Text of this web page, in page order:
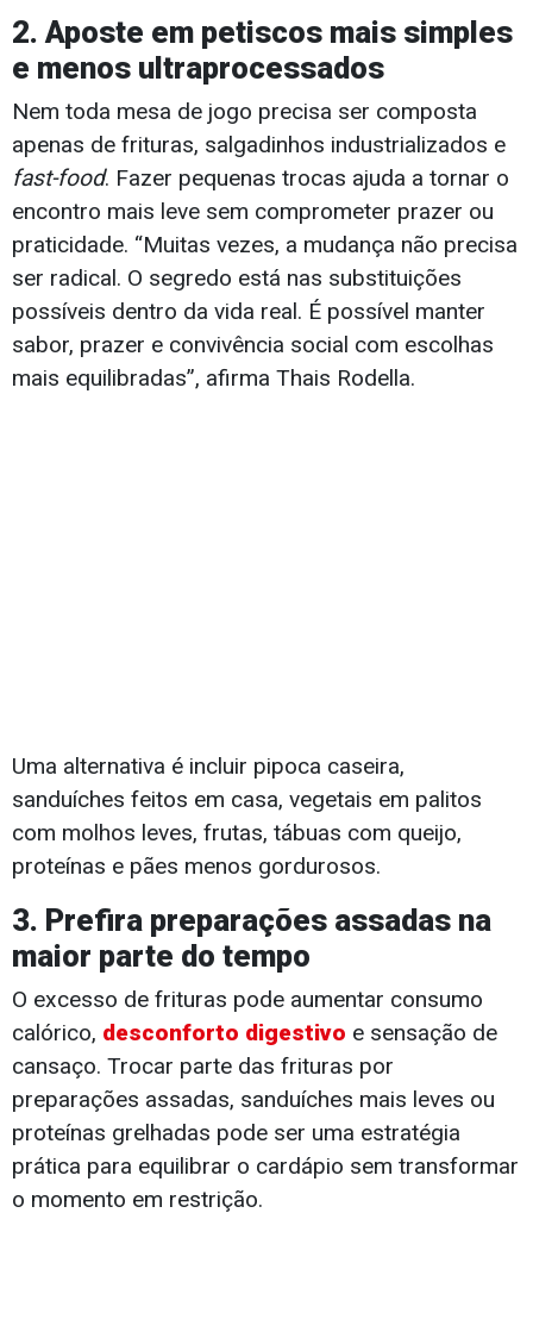
2. Aposte em petiscos mais simples
e menos ultraprocessados
Nem toda mesa de jogo precisa ser composta
apenas de frituras, salgadinhos industrializados e
fast-food. Fazer pequenas trocas ajuda a tornar o
encontro mais leve sem comprometer prazer ou
praticidade. “Muitas vezes, a mudança não precisa
ser radical. O segredo está nas substituições
possíveis dentro da vida real. É possível manter
sabor, prazer e convivência social com escolhas
mais equilibradas”, afirma Thais Rodella.
Uma alternativa é incluir pipoca caseira,
sanduíches feitos em casa, vegetais em palitos
com molhos leves, frutas, tábuas com queijo,
proteínas e pães menos gordurosos.
3. Prefira preparações assadas na
maior parte do tempo
O excesso de frituras pode aumentar consumo
calórico, desconforto digestivo e sensação de
cansaço. Trocar parte das frituras por
preparações assadas, sanduíches mais leves ou
proteínas grelhadas pode ser uma estratégia
prática para equilibrar o cardápio sem transformar
o momento em restrição.